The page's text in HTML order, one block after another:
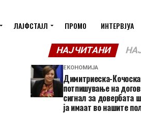
ЛАЈФСТАЈЛ ПРОМО ИНТЕРВЈУА
НАЈЧИТАНИ
ЕКОНОМИЈА
Димитриеска-
потпишување на
сигнал за довербата
ја имаат во нашите